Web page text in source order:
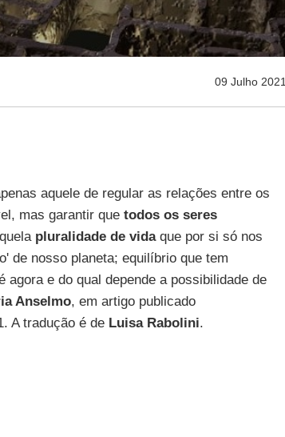
09 Julho 2021
aquele de regular as relações entre os
mas garantir que todos os seres
pluralidade de vidaque por si só nos
de nosso planeta; equilíbrio que tem
e do qual depende a possibilidade de
Anselmo, em artigo publicado
A tradução é de Luisa Rabolini.